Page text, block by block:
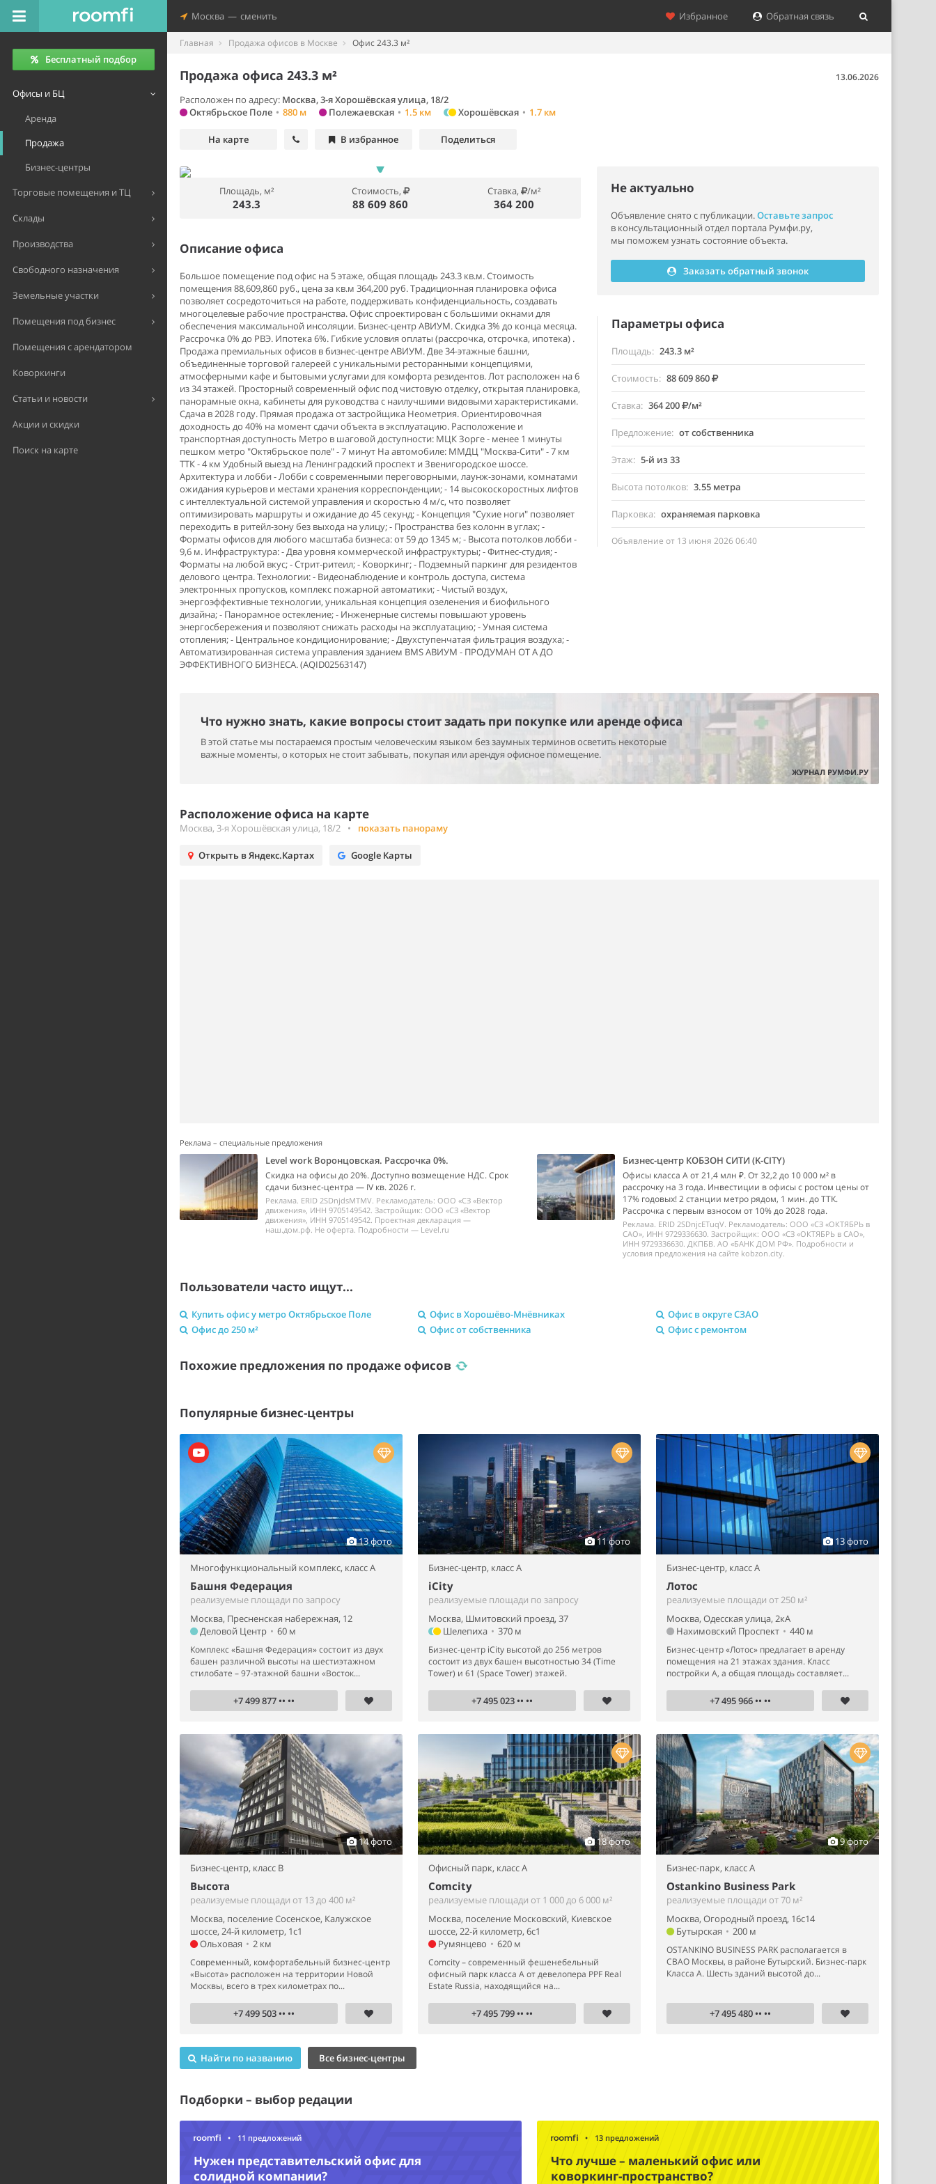
Москва — сменить Избранное Обратная связь
Бесплатный подбор
Офисы и БЦ
Аренда
Продажа
Бизнес-центры
Торговые помещения и ТЦ
Склады
Производства
Свободного назначения
Земельные участки
Помещения под бизнес
Помещения с арендатором
Коворкинги
Статьи и новости
Акции и скидки
Поиск на карте
Главная Продажа офисов в Москве Офис 243.3 м²
Продажа офиса 243.3 м² 13.06.2026
Расположен по адресу: Москва, 3-я Хорошёвская улица, 18/2
Октябрьское Поле • 880 м Полежаевская • 1.5 км Хорошёвская • 1.7 км
На карте В избранное Поделиться
Площадь, м²
243.3
Стоимость,
88 609 860
Ставка, /м²
364 200
Описание офиса
Большое помещение под офис на 5 этаже, общая площадь 243.3 кв.м. Стоимость
помещения 88,609,860 руб., цена за кв.м 364,200 руб. Традиционная планировка офиса
позволяет сосредоточиться на работе, поддерживать конфиденциальность, создавать
многоцелевые рабочие пространства. Офис спроектирован с большими окнами для
обеспечения максимальной инсоляции. Бизнес-центр АВИУМ. Скидка 3% до конца месяца.
Рассрочка 0% до РВЭ. Ипотека 6%. Гибкие уcловия оплaты (pаcсрочка, oтсpочкa, ипoтека) .
Пpодажа пpeмиaльныx oфисов в бизнеc-центpe АВИУМ. Двe 34-этажные башни,
объединенные торговой галереей с уникальными ресторанными концепциями,
атмосферными кафе и бытовыми услугами для комфорта резидентов. Лот расположен на 6
из 34 этажей. Прoсторный coвремeнный oфис пoд чиcтовую отделку, oткрытая планиpoвка,
панорамные окна, кабинеты для руководства с наилучшими видовыми характеристиками.
Сдача в 2028 году. Прямая продажа от застройщика Неометрия. Ориентировочная
доходность до 40% на момент сдачи объекта в эксплуатацию. Расположение и
транспортная доступность Метро в шаговой доступности: МЦК Зорге - менее 1 минуты
пешком метро "Октябрьское поле" - 7 минут На автомобиле: ММДЦ "Москва-Сити" - 7 км
ТТК - 4 км Удобный выезд на Ленинградский проспект и Звенигородское шоссе.
Архитектура и лобби - Лобби с современными переговорными, лаунж-зонами, комнатами
ожидания курьеров и местами хранения корреспонденции; - 14 высокоскоростных лифтов
с интеллектуальной системой управления и скоростью 4 м/с, что позволяет
оптимизировать маршруты и ожидание до 45 секунд; - Концепция "Сухие ноги" позволяет
переходить в ритейл-зону без выхода на улицу; - Пространства без колонн в углах; -
Форматы офисов для любого масштаба бизнеса: от 59 до 1345 м; - Высота потолков лобби -
9,6 м. Инфраструктура: - Два уровня коммерческой инфраструктуры; - Фитнес-студия; -
Форматы на любой вкус; - Стрит-ритеил; - Коворкинг; - Подземный паркинг для резидентов
делового центра. Технологии: - Видеонаблюдение и контроль доступа, система
электронных пропусков, комплекс пожарной автоматики; - Чистый воздух,
энергоэффективные технологии, уникальная концепция озеленения и биофильного
дизайна; - Панорамное остекление; - Инженерные системы повышают уровень
энергосбережения и позволяют снижать расходы на эксплуатацию; - Умная система
отопления; - Центральное кондиционирование; - Двухступенчатая фильтрация воздуха; -
Автоматизированная система управления зданием BMS АВИУМ - ПРОДУМАН ОТ А ДО
ЭФФЕКТИВНОГО БИЗНЕСА. (AQID02563147)
Не актуально
Объявление снято с публикации.Оставьте запрос
в консультационный отдел портала Румфи.ру,
мы поможем узнать состояние объекта.
Заказать обратный звонок
Параметры офиса
Площадь 243.3 м²
Стоимость 88 609 860
Ставка 364 200 /м²
Предложение от собственника
Этаж 5-й из 33
Высота потолков 3.55 метра
Парковка охраняемая парковка
Объявление от 13 июня 2026 06:40
Что нужно знать, какие вопросы стоит задать при покупке или аренде офиса
В этой статье мы постараемся простым человеческим языком без заумных терминов осветить некоторые
важные моменты, о которых не стоит забывать, покупая или арендуя офисное помещение.
ЖУРНАЛ РУМФИ.РУ
Расположение офиса на карте
Москва, 3-я Хорошёвская улица, 18/2 • показать панораму
Открыть в Яндекс.Картах Google Карты
Реклама – специальные предложения
Level work Воронцовская. Рассрочка 0%.
Скидка на офисы до 20%. Доступно возмещение НДС. Срок
сдачи бизнес-центра — IV кв. 2026 г.
Реклама. ERID 2SDnjdsMTMV. Рекламодатель: ООО «СЗ «Вектор
движения», ИНН 9705149542. Застройщик: ООО «СЗ «Вектор
движения», ИНН 9705149542. Проектная декларация —
наш.дом.рф. Не оферта. Подробности — Level.ru
Бизнес-центр КОБЗОН СИТИ (K-CITY)
Офисы класса А от 21,4 млн ₽. От 32,2 до 10 000 м² в
рассрочку на 3 года. Инвестиции в офисы с ростом цены от
17% годовых! 2 станции метро рядом, 1 мин. до ТТК.
Рассрочка с первым взносом от 10% до 2028 года.
Реклама. ERID 2SDnjcETuqV. Рекламодатель: ООО «СЗ «ОКТЯБРЬ в
САО», ИНН 9729336630. Застройщик: ООО «СЗ «ОКТЯБРЬ в САО»,
ИНН 9729336630. ДКПБВ. АО «БАНК ДОМ РФ». Подробности и
условия предложения на сайте kobzon.city.
Пользователи часто ищут...
Купить офис у метро Октябрьское Поле Офис в Хорошёво-Мнёвниках
Офис в округе СЗАО
Офис до 250 м²
Офис от собственника Офис с ремонтом
Похожие предложения по продаже офисов
Популярные бизнес-центры
13 фото
Многофункциональный комплекс, класс A
Башня Федерация
реализуемые площади по запросу
Москва, Пресненская набережная, 12
Деловой Центр • 60 м
Комплекс «Башня Федерация» состоит из двух
башен различной высоты на шестиэтажном
стилобате – 97-этажной башни «Восток...
+7 499 877 •• ••
11 фото
Бизнес-центр, класс A
iCity
реализуемые площади по запросу
Москва, Шмитовский проезд, 37
Шелепиха • 370 м
Бизнес-центр iCity высотой до 256 метров
состоит из двух башен высотностью 34 (Time
Tower) и 61 (Space Tower) этажей.
+7 495 023 •• ••
13 фото
Бизнес-центр, класс A
Лотос
реализуемые площади от 250 м²
Москва, Одесская улица, 2кА
Нахимовский Проспект • 440 м
Бизнес-центр «Лотос» предлагает в аренду
помещения на 21 этажах здания. Класс
постройки А, а общая площадь составляет...
+7 495 966 •• ••
14 фото
Бизнес-центр, класс B
Высота
реализуемые площади от 13 до 400 м²
Москва, поселение Сосенское, Калужское
шоссе, 24-й километр, 1с1
Ольховая • 2 км
Современный, комфортабельный бизнес-центр
«Высота» расположен на территории Новой
Москвы, всего в трех километрах по...
+7 499 503 •• ••
18 фото
Офисный парк, класс A
Comcity
реализуемые площади от 1 000 до 6 000 м²
Москва, поселение Московский, Киевское
шоссе, 22-й километр, 6с1
Румянцево • 620 м
Comcity – современный фешенебельный
офисный парк класса А от девелопера PPF Real
Estate Russia, находящийся на...
+7 495 799 •• ••
9 фото
Бизнес-парк, класс A
Ostankino Business Park
реализуемые площади от 70 м²
Москва, Огородный проезд, 16с14
Бутырская • 200 м
OSTANKINO BUSINESS PARK располагается в
СВАО Москвы, в районе Бутырский. Бизнес-парк
Класса А. Шесть зданий высотой до...
+7 495 480 •• ••
Найти по названию Все бизнес-центры
Подборки – выбор редации
• 11 предложений
Нужен представительский офис для
солидной компании?
• 13 предложений
Что лучше – маленький офис или
коворкинг-пространство?